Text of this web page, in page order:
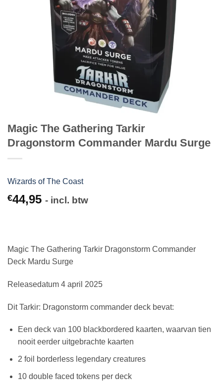
Magic The Gathering Tarkir
Dragonstorm Commander Mardu Surge
Wizards of The Coast
€44,95 - incl. btw
Magic The Gathering Tarkir Dragonstorm Commander
Deck Mardu Surge
Releasedatum 4 april 2025
Dit Tarkir: Dragonstorm commander deck bevat:
Een deck van 100 blackbordered kaarten, waarvan tien
nooit eerder uitgebrachte kaarten
2 foil borderless legendary creatures
10 double faced tokens per deck